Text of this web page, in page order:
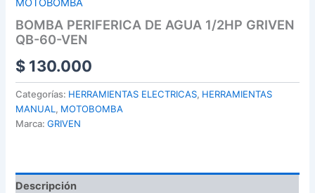
MOTOBOMBA
BOMBA PERIFERICA DE AGUA 1/2HP GRIVEN
QB-60-VEN
$ 130.000
Categorías: HERRAMIENTAS ELECTRICAS, HERRAMIENTAS
MANUAL, MOTOBOMBA
Marca:GRIVEN
Descripción